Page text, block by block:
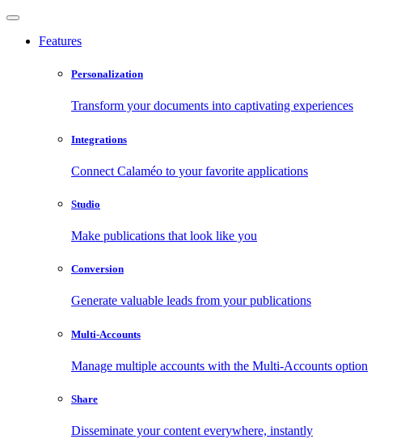
Features
Personalization
Transform your documents into captivating experiences
Integrations
Connect Calaméo to your favorite applications
Studio
Make publications that look like you
Conversion
Generate valuable leads from your publications
Multi-Accounts
Manage multiple accounts with the Multi-Accounts option
Share
Disseminate your content everywhere, instantly